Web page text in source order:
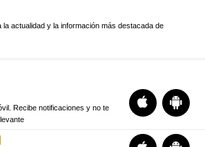
la actualidad y la información más destacada de
Recibe notificaciones y no te